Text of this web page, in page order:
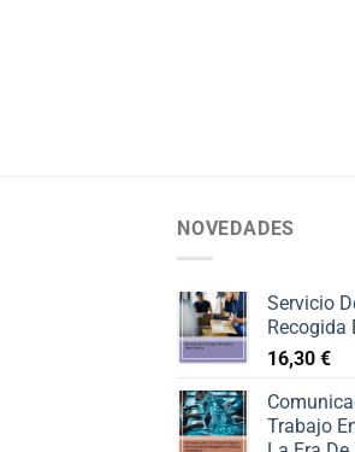
NOVEDADES
Servicio
Recogida
16,30 €
Trabajo